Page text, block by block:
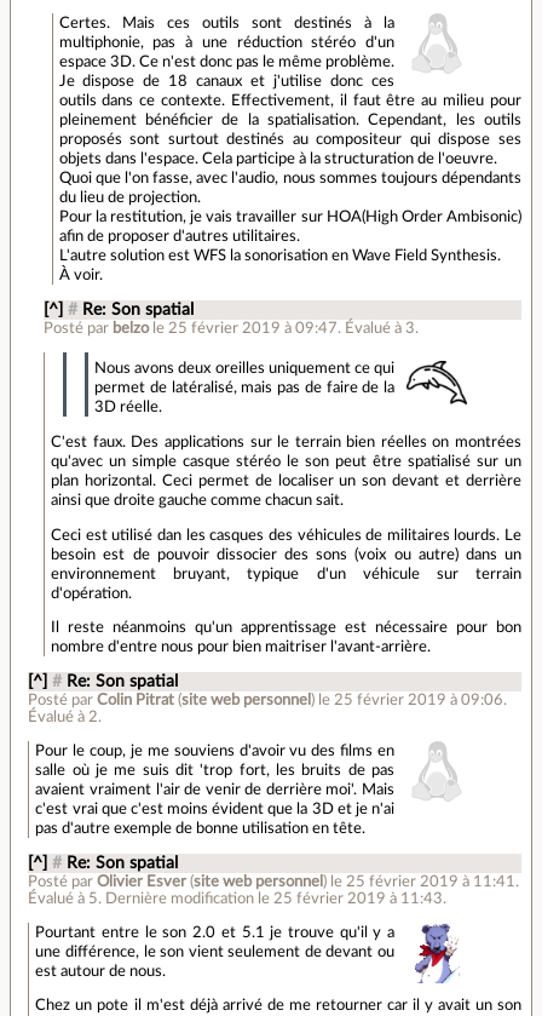
Certes. Mais ces outils sont destinés à la
multiphonie, pas à une réduction stéréo d'un
espace 3D. Ce n'est donc pas le même problème.
Je dispose de 18 canaux et j'utilise donc ces
outils dans ce contexte. Effectivement, il faut être au milieu pour
pleinement bénéficier de la spatialisation. Cependant, les outils
proposés sont surtout destinés au compositeur qui dispose ses
objets dans l'espace. Cela participe à la structuration de l'oeuvre.
Quoi que l'on fasse, avec l'audio, nous sommes toujours dépendants
du lieu de projection.
Pour la restitution, je vais travailler sur HOA(High Order Ambisonic)
afin de proposer d'autres utilitaires.
L'autre solution est WFS la sonorisation en Wave Field Synthesis.
À voir.
[^] # Re: Son spatial
Posté par belzo le 25 février 2019 à 09:47. Évalué à 3.
Nous avons deux oreilles uniquement ce qui
permet de latéralisé, mais pas de faire de la
3D réelle.
C'est faux. Des applications sur le terrain bien réelles on montrées
qu'avec un simple casque stéréo le son peut être spatialisé sur un
plan horizontal. Ceci permet de localiser un son devant et derrière
ainsi que droite gauche comme chacun sait.
Ceci est utilisé dan les casques des véhicules de militaires lourds. Le
besoin est de pouvoir dissocier des sons (voix ou autre) dans un
environnement bruyant, typique d'un véhicule sur terrain
d'opération.
Il reste néanmoins qu'un apprentissage est nécessaire pour bon
nombre d'entre nous pour bien maitriser l'avant-arrière.
[^] # Re: Son spatial
Posté parColin Pitrat (site web personnel ) le 25 février 2019 à 09:06.
Évalué à 2.
Pour le coup, je me souviens d'avoir vu des films en
salle où je me suis dit 'trop fort, les bruits de pas
avaient vraiment l'air de venir de derrière moi'. Mais
c'est vrai que c'est moins évident que la 3D et je n'ai
pas d'autre exemple de bonne utilisation en tête.
[^] # Re: Son spatial
Posté parOlivier Esver (site web personnel ) le 25 février 2019 à 11:41 .
Évalué à 5. Dernière modification le 25 février 2019 à 11:43.
Pourtant entre le son 2.0 et 5.1 je trouve qu'il y a
une différence, le son vient seulement de devant ou
est autour de nous.
Chez un pote il m'est déjà arrivé de me retourner car il y avait un son